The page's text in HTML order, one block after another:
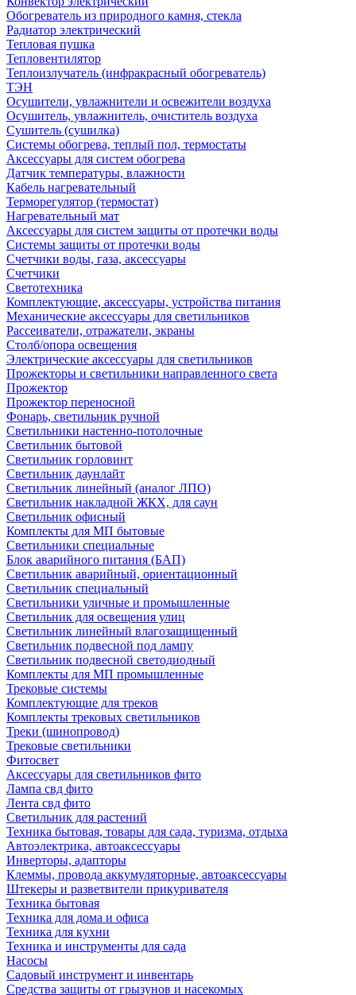
Обогреватель из природного камня, стекла
Радиатор электрический
Тепловая пушка
Тепловентилятор
Теплоизлучатель (инфракрасный обогреватель)
ТЭН
Осушители, увлажнители и освежители воздуха
Осушитель, увлажнитель, очиститель воздуха
Сушитель (сушилка)
Системы обогрева, теплый пол, термостаты
Аксессуары для систем обогрева
Датчик температуры, влажности
Кабель нагревательный
Терморегулятор (термостат)
Нагревательный мат
Аксессуары для систем защиты от протечки воды
Системы защиты от протечки воды
Счетчики воды, газа, аксессуары
Счетчики
Светотехника
Комплектующие, аксессуары, устройства питания
Механические аксессуары для светильников
Рассеиватели, отражатели, экраны
Столб/опора освещения
Электрические аксессуары для светильников
Прожекторы и светильники направленного света
Прожектор
Прожектор переносной
Фонарь, светильник ручной
Светильники настенно-потолочные
Светильник бытовой
Светильник горловинт
Светильник даунлайт
Светильник линейный (аналог ЛПО)
Светильник накладной ЖКХ, для саун
Светильник офисный
Комплекты для МП бытовые
Светильники специальные
Блок аварийного питания (БАП)
Светильник аварийный, ориентационный
Светильник специальный
Светильники уличные и промышленные
Светильник для освещения улиц
Светильник линейный влагозащищенный
Светильник подвесной под лампу
Светильник подвесной светодиодный
Комплекты для МП промышленные
Трековые системы
Комплектующие для треков
Комплекты трековых светильников
Треки (шинопровод)
Трековые светильники
Фитосвет
Аксессуары для светильников фито
Лампа свд фито
Лента свд фито
Светильник для растений
Техника бытовая, товары для сада, туризма, отдыха
Автоэлектрика, автоаксессуары
Инверторы, адапторы
Клеммы, провода аккумуляторные, автоаксессуары
Штекеры и разветвители прикуривателя
Техника бытовая
Техника для дома и офиса
Техника для кухни
Техника и инструменты для сада
Насосы
Садовый инструмент и инвентарь
Средства защиты от грызунов и насекомых